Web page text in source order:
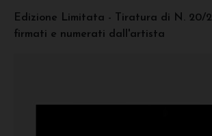
Edizione Limitata - Tiratura di N. 20/
firmati e numerati dall'artista